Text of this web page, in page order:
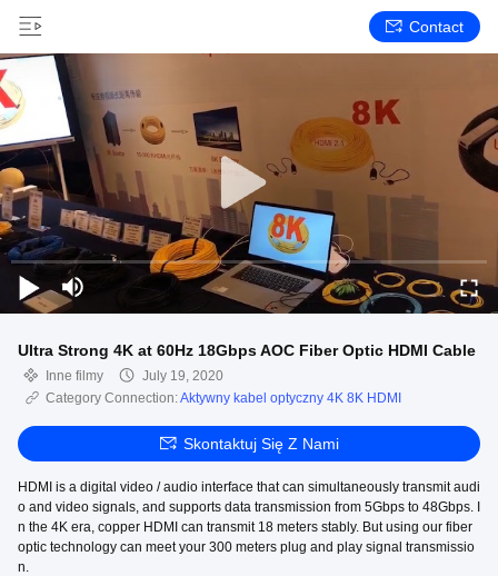
Contact
Ultra Strong 4K at 60Hz 18Gbps AOC Fiber Optic HDMI Cable
Inne filmy
July 19, 2020
Category Connection:Aktywny kabel optyczny 4K 8K HDMI
Skontaktuj Się Z Nami
HDMI is a digital video / audio interface that can simultaneously transmit audi
o and video signals, and supports data transmission from 5Gbps to 48Gbps. I
n the 4K era, copper HDMI can transmit 18 meters stably. But using our fiber
optic technology can meet your 300 meters plug and play signal transmissio
n.